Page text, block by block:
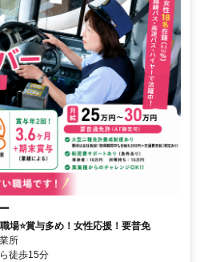
場⭐賞与多め！女性応援！要普免
所
徒歩15分